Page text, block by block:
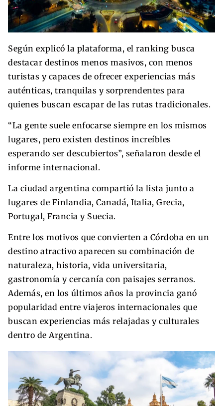
Según explicó la plataforma, el ranking busca
destacar destinos menos masivos, con menos
turistas y capaces de ofrecer experiencias más
auténticas, tranquilas y sorprendentes para
quienes buscan escapar de las rutas tradicionales.
“La gente suele enfocarse siempre en los mismos
lugares, pero existen destinos increíbles
esperando ser descubiertos”, señalaron desde el
informe internacional.
La ciudad argentina compartió la lista junto a
lugares de Finlandia, Canadá, Italia, Grecia,
Portugal, Francia y Suecia.
Entre los motivos que convierten a Córdoba en un
destino atractivo aparecen su combinación de
naturaleza, historia, vida universitaria,
gastronomía y cercanía con paisajes serranos.
Además, en los últimos años la provincia ganó
popularidad entre viajeros internacionales que
buscan experiencias más relajadas y culturales
dentro de Argentina.